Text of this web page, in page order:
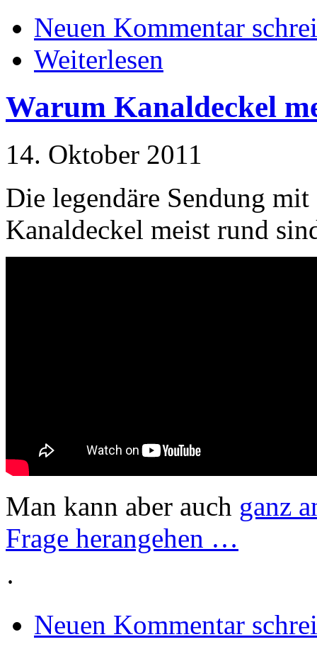
Neuen Kommentar
Weiterlesen
Warum Kanaldeckel
14. Oktober 2011
Die legendäre Sendung
Kanaldeckel meist rund
Man kann aber auch ganz
Frage herangehen …
·
Neuen Kommentar